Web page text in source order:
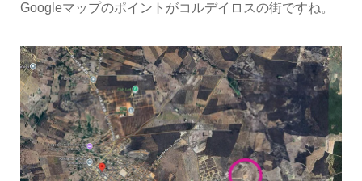
Googleマップのポイントがコルデイロスの街ですね。